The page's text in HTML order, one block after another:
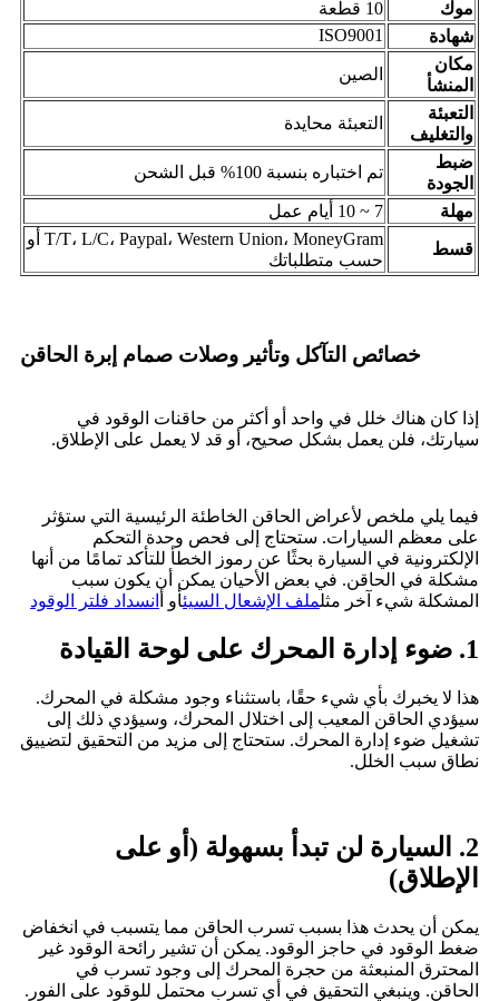
موك
10 قطعة
شهادة
ISO9001
مكان
المنشأ
الصين
التعبئة
والتغليف
التعبئة محايدة
ضبط
الجودة
تم اختباره بنسبة 100% قبل الشحن
مهلة
7 ~ 10 أيام عمل
قسط
T/T، L/C، Paypal، Western Union، MoneyGram أو
حسب متطلباتك
خصائص التآكل وتأثير وصلات صمام إبرة الحاقن
إذا كان هناك خلل في واحد أو أكثر من حاقنات الوقود في
سيارتك، فلن يعمل بشكل صحيح، أو قد لا يعمل على الإطلاق.
فيما يلي ملخص لأعراض الحاقن الخاطئة الرئيسية التي ستؤثر
على معظم السيارات. ستحتاج إلى فحص وحدة التحكم
الإلكترونية في السيارة بحثًا عن رموز الخطأ للتأكد تمامًا من أنها
مشكلة في الحاقن. في بعض الأحيان يمكن أن يكون سبب
المشكلة شيء آخر مثلملف الإشعال السيئأو أ انسداد فلتر الوقود
1. ضوء إدارة المحرك على لوحة القيادة
هذا لا يخبرك بأي شيء حقًا، باستثناء وجود مشكلة في المحرك.
سيؤدي الحاقن المعيب إلى اختلال المحرك، وسيؤدي ذلك إلى
تشغيل ضوء إدارة المحرك. ستحتاج إلى مزيد من التحقيق لتضييق
نطاق سبب الخلل.
2. السيارة لن تبدأ بسهولة (أو على
الإطلاق)
يمكن أن يحدث هذا بسبب تسرب الحاقن مما يتسبب في انخفاض
ضغط الوقود في حاجز الوقود. يمكن أن تشير رائحة الوقود غير
المحترق المنبعثة من حجرة المحرك إلى وجود تسرب في
الحاقن. وينبغي التحقيق في أي تسرب محتمل للوقود على الفور.